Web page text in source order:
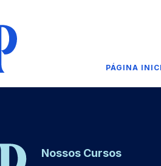
PÁGINA
Nossos Cursos